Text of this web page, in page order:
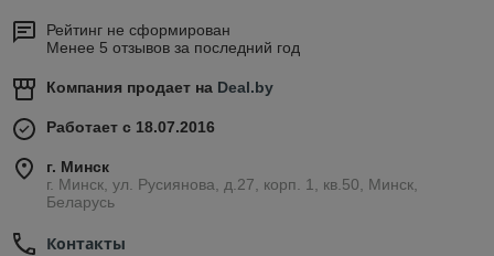
Рейтинг не сформирован
Менее 5 отзывов за последний год
Компания продает на Deal.by
Работает с 18.07.2016
г. Минск
г. Минск, ул. Русиянова, д.27, корп. 1, кв.50, Минск,
Беларусь
Контакты